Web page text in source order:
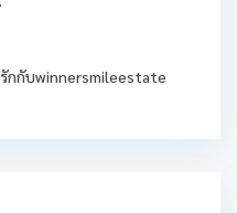
กกับwinnersmileestate